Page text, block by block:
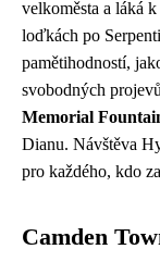
velkoměsta a láká
loďkách po
pamětihodností,
svobodných
Memorial
Dianu. Návštěva
pro každého, kdo
Camden